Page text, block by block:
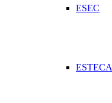
ESEC
ESTECA